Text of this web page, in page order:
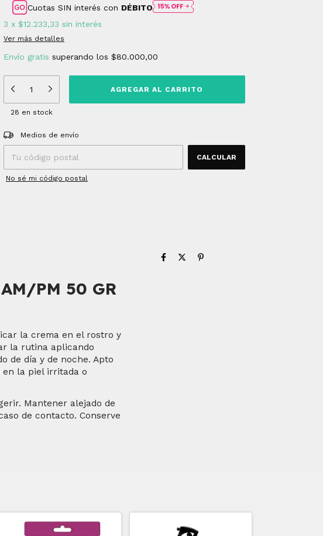
Cuotas SIN interés con DÉBITO
3 x $12.233,33 sin interés
Ver más detalles
Envío gratis superando los $80.000,00
28 en stock
Entregas para el CP:
Medios de envío
CALCULAR
No sé mi código postal
PM 50 GR
la crema en el rostro y
la rutina aplicando
de día y de noche. Apto
en la piel irritada o
Mantener alejado de
de contacto. Conserve